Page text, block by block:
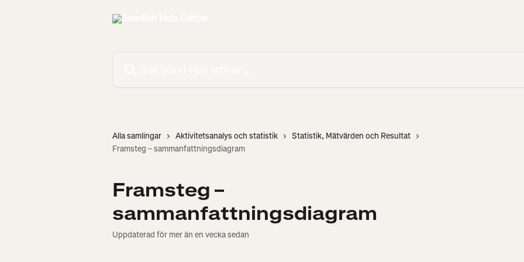
Alla samlingar Aktivitetsanalys och statistik
Statistik, Mätvärden och Resultat
Framsteg – sammanfattningsdiagram
Framsteg –
sammanfattningsdiagram
Uppdaterad för mer än en vecka sedan